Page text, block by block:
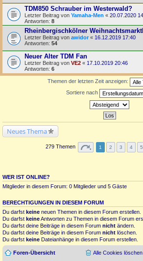
TDM850 Schrauber im Westerwald?
Letzter Beitrag von Yamaha-Men « 20.07.2020
Antworten: 8
Rheinbergischkölner
Letzter Beitrag von awidor « 16.12.2019 17:40
Antworten: 54
Neuer Alter TDM Fan
Letzter Beitrag von VE2 « 17.10.2019 20:46
Antworten: 6
Themen der letzten Zeit anzeigen:
Sortiere nach
Neues Thema
279 Themen 1 2 3 4 5
WER IST ONLINE?
Mitglieder in diesem Forum: 0 Mitglieder und 5 Gäste
BERECHTIGUNGEN IN DIESEM FORUM
Du darfst keine neuen Themen in diesem Forum erstellen.
Du darfst keineAntworten zu Themen in diesem Forum
Du darfst deine Beiträge in diesem Forum nicht ändern.
Du darfst deine Beiträge in diesem Forum nicht löschen.
Du darfst keine Dateianhänge in diesem Forum erstellen.
Foren-Übersicht Alle Cookies löschen